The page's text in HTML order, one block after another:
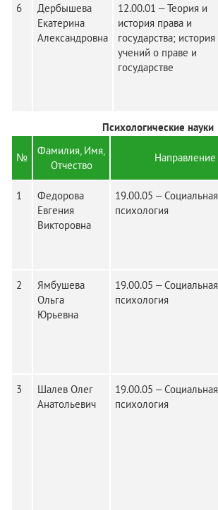
6
Дербышева
Екатерина
Александровна
12.00.01 – Теория и
история права и
государства; история
учений о праве и
государстве
Психологические науки
№
Фамилия, Имя,
Отчество
Направление
1
Федорова
Евгения
Викторовна
19.00.05 – Социальная
психология
2
Ямбушева
Ольга
Юрьевна
19.00.05 – Социальная
психология
3
Шалев Олег
Анатольевич
19.00.05 – Социальная
психология